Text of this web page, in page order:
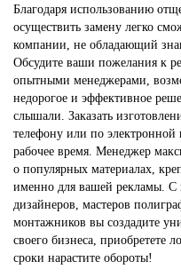
Благодаря использованию
осуществить замену легко
компании, не обладающий
Обсудите ваши пожелания к
опытными менеджерами,
недорогое и эффективное
слышали. Заказать
телефону или по электронной
рабочее время. Менеджер
о популярных материалах,
именно для вашей рекламы.
дизайнеров, мастеров
монтажников вы создадите
своего бизнеса, приобретете
сроки нарастите обороты!